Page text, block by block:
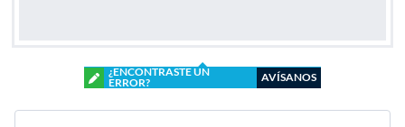
¿ENCONTRASTE UN
ERROR?
AVÍSANOS